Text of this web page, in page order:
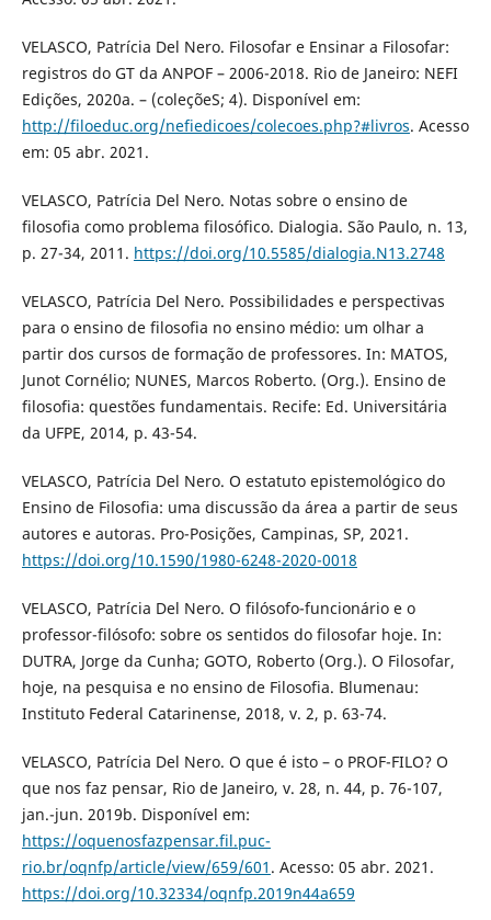
VELASCO, Patrícia Del Nero. Filosofar e Ensinar a Filosofar:
registros do GT da ANPOF – 2006-2018. Rio de Janeiro: NEFI
Edições, 2020a. – (coleçõeS; 4). Disponível em:
http://filoeduc.org/nefiedicoes/colecoes.php?#livros. Acesso
em: 05 abr. 2021.
VELASCO, Patrícia Del Nero. Notas sobre o ensino de
filosofia como problema filosófico. Dialogia. São Paulo, n. 13,
p. 27-34, 2011. https://doi.org/10.5585/dialogia.N13.2748
VELASCO, Patrícia Del Nero. Possibilidades e perspectivas
para o ensino de filosofia no ensino médio: um olhar a
partir dos cursos de formação de professores. In: MATOS,
Junot Cornélio; NUNES, Marcos Roberto. (Org.). Ensino de
filosofia: questões fundamentais. Recife: Ed. Universitária
da UFPE, 2014, p. 43-54.
VELASCO, Patrícia Del Nero. O estatuto epistemológico do
Ensino de Filosofia: uma discussão da área a partir de seus
autores e autoras. Pro-Posições, Campinas, SP, 2021.
https://doi.org/10.1590/1980-6248-2020-0018
VELASCO, Patrícia Del Nero. O filósofo-funcionário e o
professor-filósofo: sobre os sentidos do filosofar hoje. In:
DUTRA, Jorge da Cunha; GOTO, Roberto (Org.). O Filosofar,
hoje, na pesquisa e no ensino de Filosofia. Blumenau:
Instituto Federal Catarinense, 2018, v. 2, p. 63-74.
VELASCO, Patrícia Del Nero. O que é isto – o PROF-FILO? O
que nos faz pensar, Rio de Janeiro, v. 28, n. 44, p. 76-107,
jan.-jun. 2019b. Disponível em:
https://oquenosfazpensar.fil.puc-
rio.br/oqnfp/article/view/659/601 . Acesso: 05 abr. 2021.
https://doi.org/10.32334/oqnfp.2019n44a659